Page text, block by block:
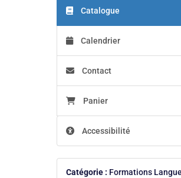
Catalogue
Calendrier
Contact
Panier
Accessibilité
Catégorie : Formations